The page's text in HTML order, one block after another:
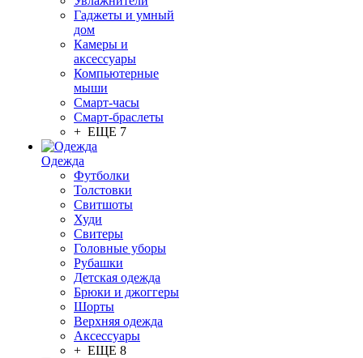
Гаджеты и умный
дом
Камеры и
аксессуары
Компьютерные
мыши
Смарт-часы
Смарт-браслеты
+ ЕЩЕ 7
Одежда
Футболки
Толстовки
Свитшоты
Худи
Свитеры
Головные уборы
Рубашки
Детская одежда
Брюки и джоггеры
Шорты
Верхняя одежда
Аксессуары
+ ЕЩЕ 8